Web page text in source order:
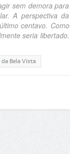
sem demora para
A perspectiva da
centavo. Como
seria libertado.
da Bela Vista